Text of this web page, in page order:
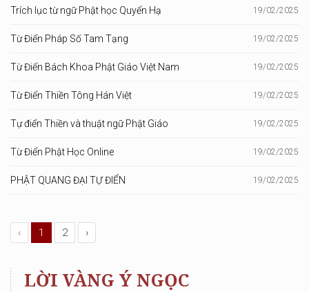
Trích lục từ ngữ Phật học Quyển Hạ 19/02/2025
Từ Điển Pháp Số Tam Tạng 19/02/2025
Từ Điển Bách Khoa Phật Giáo Việt Nam 19/02/2025
Từ Điển Thiền Tông Hán Việt 19/02/2025
Tự điển Thiền và thuật ngữ Phật Giáo 19/02/2025
Từ Điển Phật Học Online 19/02/2025
PHẬT QUANG ĐẠI TỰ ĐIỂN 19/02/2025
‹ 1 2 ›
LỜI VÀNG Ý NGỌC